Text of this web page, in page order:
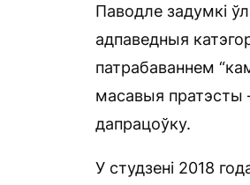
Паводле задумкі
адпаведныя
патрабаваннем
масавыя пратэсты
дапрацоўку.
У студзені 2018